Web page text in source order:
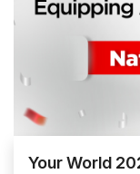
Your World